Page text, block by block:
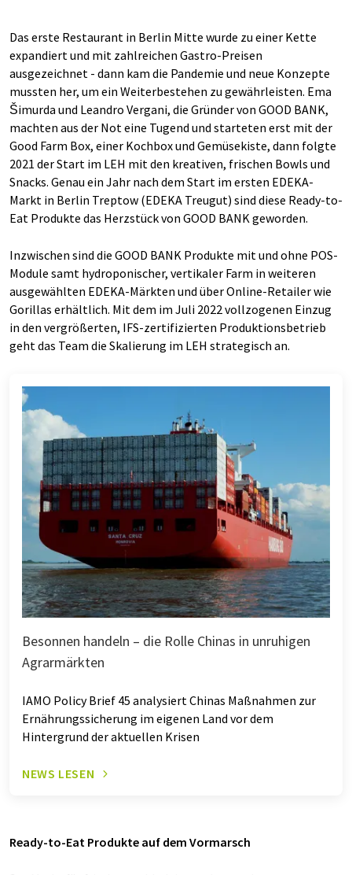
Das erste Restaurant in Berlin Mitte wurde zu einer Kette
expandiert und mit zahlreichen Gastro-Preisen
ausgezeichnet - dann kam die Pandemie und neue Konzepte
mussten her, um ein Weiterbestehen zu gewährleisten. Ema
Šimurda und Leandro Vergani, die Gründer von GOOD BANK,
machten aus der Not eine Tugend und starteten erst mit der
Good Farm Box, einer Kochbox und Gemüsekiste, dann folgte
2021 der Start im LEH mit den kreativen, frischen Bowls und
Snacks. Genau ein Jahr nach dem Start im ersten EDEKA-
Markt in Berlin Treptow (EDEKA Treugut) sind diese Ready-to-
Eat Produkte das Herzstück von GOOD BANK geworden.
Inzwischen sind die GOOD BANK Produkte mit und ohne POS-
Module samt hydroponischer, vertikaler Farm in weiteren
ausgewählten EDEKA-Märkten und über Online-Retailer wie
Gorillas erhältlich. Mit dem im Juli 2022 vollzogenen Einzug
in den vergrößerten, IFS-zertifizierten Produktionsbetrieb
geht das Team die Skalierung im LEH strategisch an.
Besonnen handeln – die Rolle Chinas in unruhigen
Agrarmärkten
IAMO Policy Brief 45 analysiert Chinas Maßnahmen zur
Ernährungssicherung im eigenen Land vor dem
Hintergrund der aktuellen Krisen
NEWS LESEN
Ready-to-Eat Produkte auf dem Vormarsch